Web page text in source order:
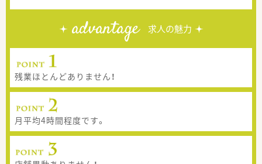
advantage 求人の魅力
残業ほとんどありません！
月平均4時間程度です。